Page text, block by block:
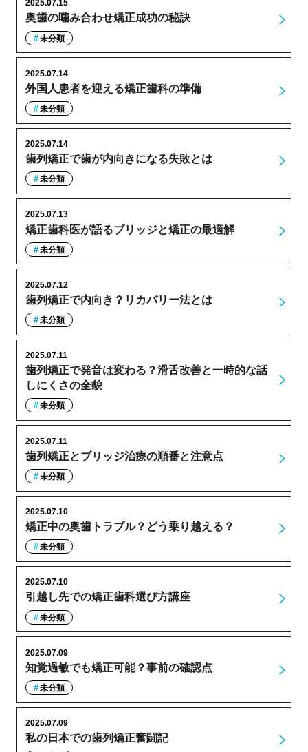
奥歯の噛み合わせ矯正成功の秘訣
2025.07.15
未分類
外国人患者を迎える矯正歯科の準備
2025.07.14
未分類
歯列矯正で歯が内向きになる失敗とは
2025.07.14
未分類
矯正歯科医が語るブリッジと矯正の最適解
2025.07.13
未分類
歯列矯正で内向き？リカバリー法とは
2025.07.12
未分類
歯列矯正で発音は変わる？滑舌改善と一時的な話
しにくさの全貌
2025.07.11
未分類
歯列矯正とブリッジ治療の順番と注意点
2025.07.11
未分類
矯正中の奥歯トラブル？どう乗り越える？
2025.07.10
未分類
引越し先での矯正歯科選び方講座
2025.07.10
未分類
知覚過敏でも矯正可能？事前の確認点
2025.07.09
未分類
私の日本での歯列矯正奮闘記
2025.07.09